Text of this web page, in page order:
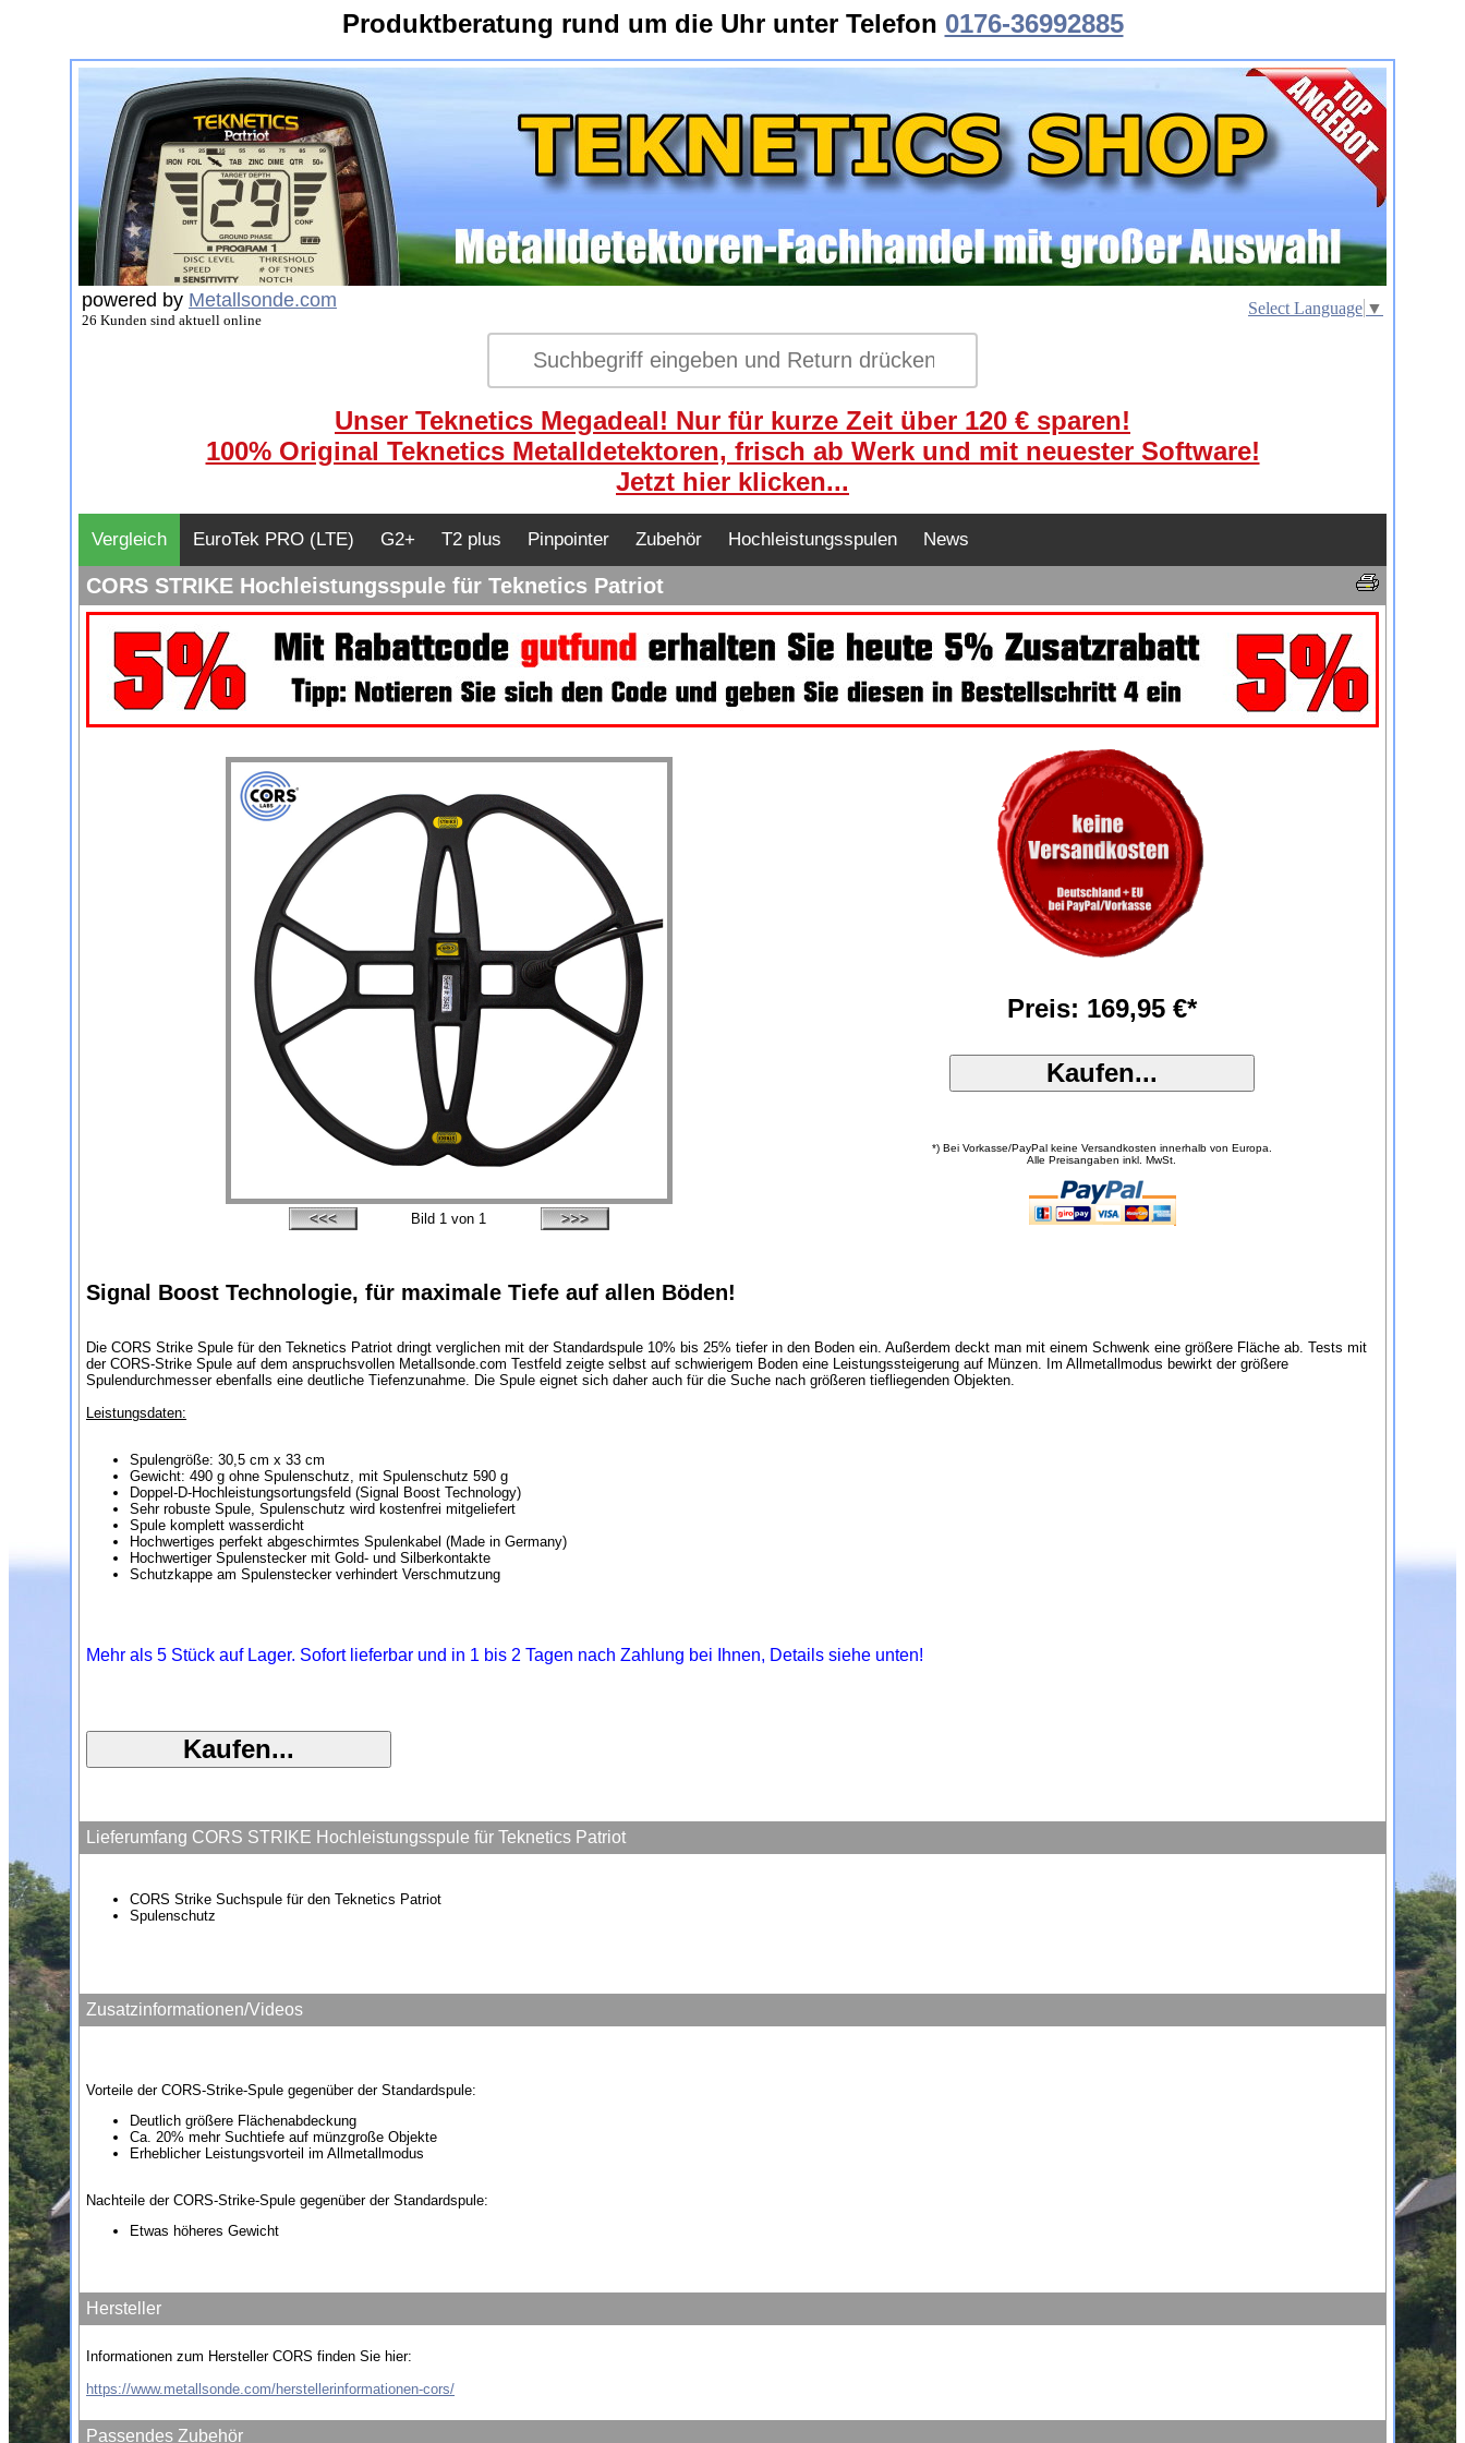
Produktberatung rund um die Uhr unter Telefon 0176-36992885
powered by Metallsonde.com
26 Kunden sind aktuell online
Select Language ▼
Unser Teknetics Megadeal! Nur für kurze Zeit über 120 € sparen!
100% Original Teknetics Metalldetektoren, frisch ab Werk und mit neuester Software!
Jetzt hier klicken...
Vergleich EuroTek PRO (LTE) G2+ T2 plus Pinpointer Zubehör Hochleistungsspulen News
CORS STRIKE Hochleistungsspule für Teknetics Patriot
Bild 1 von 1
Preis: 169,95 €*
*) Bei Vorkasse/PayPal keine Versandkosten innerhalb von Europa.
Alle Preisangaben inkl. MwSt.
Signal Boost Technologie, für maximale Tiefe auf allen Böden!
Die CORS Strike Spule für den Teknetics Patriot dringt verglichen mit der Standardspule 10% bis 25% tiefer in den Boden ein. Außerdem deckt man mit einem Schwenk eine größere Fläche ab. Tests mit
der CORS-Strike Spule auf dem anspruchsvollen Metallsonde.com Testfeld zeigte selbst auf schwierigem Boden eine Leistungssteigerung auf Münzen. Im Allmetallmodus bewirkt der größere
Spulendurchmesser ebenfalls eine deutliche Tiefenzunahme. Die Spule eignet sich daher auch für die Suche nach größeren tiefliegenden Objekten.
Leistungsdaten:
Spulengröße: 30,5 cm x 33 cm
Gewicht: 490 g ohne Spulenschutz, mit Spulenschutz 590 g
Doppel-D-Hochleistungsortungsfeld (Signal Boost Technology)
Sehr robuste Spule, Spulenschutz wird kostenfrei mitgeliefert
Spule komplett wasserdicht
Hochwertiges perfekt abgeschirmtes Spulenkabel (Made in Germany)
Hochwertiger Spulenstecker mit Gold- und Silberkontakte
Schutzkappe am Spulenstecker verhindert Verschmutzung
Mehr als 5 Stück auf Lager. Sofort lieferbar und in 1 bis 2 Tagen nach Zahlung bei Ihnen, Details siehe unten!
Lieferumfang CORS STRIKE Hochleistungsspule für Teknetics Patriot
CORS Strike Suchspule für den Teknetics Patriot
Spulenschutz
Zusatzinformationen/Videos
Vorteile der CORS-Strike-Spule gegenüber der Standardspule:
Deutlich größere Flächenabdeckung
Ca. 20% mehr Suchtiefe auf münzgroße Objekte
Erheblicher Leistungsvorteil im Allmetallmodus
Nachteile der CORS-Strike-Spule gegenüber der Standardspule:
Etwas höheres Gewicht
Hersteller
Informationen zum Hersteller CORS finden Sie hier:
https://www.metallsonde.com/herstellerinformationen-cors/
Passendes Zubehör